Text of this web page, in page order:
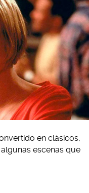
en clásicos,
escenas que